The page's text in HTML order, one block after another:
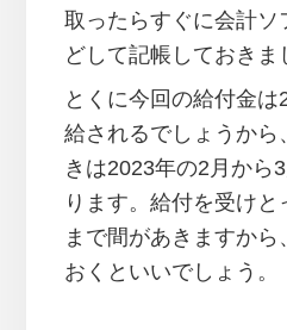
取ったらすぐに会計ソ
どして記帳しておきま
とくに今回の給付金
給されるでしょうから
きは2023年の2月から
ります。給付を受け
まで間があきますから
おくといいでしょう。